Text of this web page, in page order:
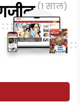
(1 साल)